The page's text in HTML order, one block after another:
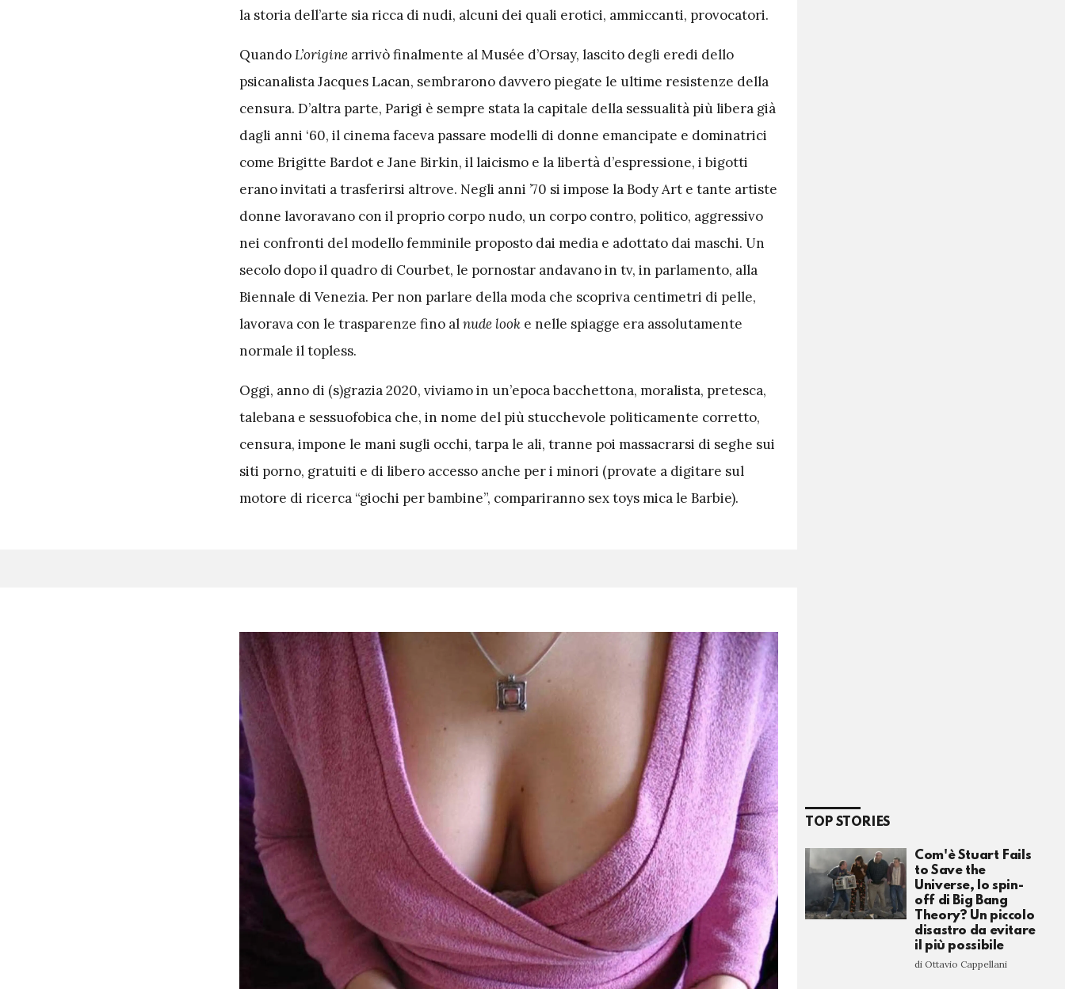
la storia dell’arte sia ricca di nudi, alcuni dei quali erotici, ammiccanti, provocatori.
QuandoL’origine arrivò finalmente al Musée d’Orsay, lascito degli eredi dello
psicanalista Jacques Lacan, sembrarono davvero piegate le ultime resistenze della
censura. D’altra parte, Parigi è sempre stata la capitale della sessualità più libera già
dagli anni ‘60, il cinema faceva passare modelli di donne emancipate e dominatrici
come Brigitte Bardot e Jane Birkin, il laicismo e la libertà d’espressione, i bigotti
erano invitati a trasferirsi altrove. Negli anni ’70 si impose la Body Art e tante artiste
donne lavoravano con il proprio corpo nudo, un corpo contro, politico, aggressivo
nei confronti del modello femminile proposto dai media e adottato dai maschi. Un
secolo dopo il quadro di Courbet, le pornostar andavano in tv, in parlamento, alla
Biennale di Venezia. Per non parlare della moda che scopriva centimetri di pelle,
lavorava con le trasparenze fino alnude look e nelle spiagge era assolutamente
normale il topless.
Oggi, anno di (s)grazia 2020, viviamo in un’epoca bacchettona, moralista, pretesca,
talebana e sessuofobica che, in nome del più stucchevole politicamente corretto,
censura, impone le mani sugli occhi, tarpa le ali, tranne poi massacrarsi di seghe sui
siti porno, gratuiti e di libero accesso anche per i minori (provate a digitare sul
motore di ricerca “giochi per bambine”, compariranno sex toys mica le Barbie).
TOP STORIES
Com'è Stuart Fails
to Save the
Universe, lo spin-
off di Big Bang
Theory? Un piccolo
disastro da evitare
il più possibile
di Ottavio Cappellani